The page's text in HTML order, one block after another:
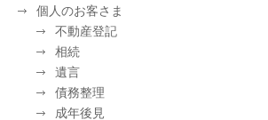
個人のお客さま
不動産登記
相続
遺言
債務整理
成年後見